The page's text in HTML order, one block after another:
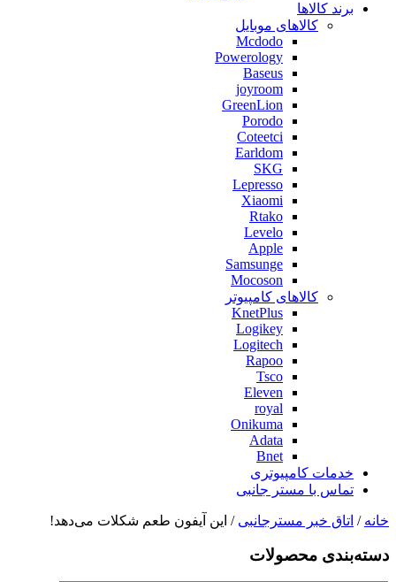
برند کالاها
کالاهای موبایل
Mcdodo
Powerology
Baseus
joyroom
GreenLion
Porodo
Coteetci
Earldom
SKG
Lepresso
Xiaomi
Rtako
Levelo
Apple
Samsunge
Mocoson
کالاهای کامپیوتر
KnetPlus
Logikey
Logitech
Rapoo
Tsco
Eleven
royal
Onikuma
Adata
Bnet
خدمات کامپیوتری
تماس با مستر جانبی
خانه / اتاق خبر مسترجانبی / این آیفون طعم شکلات می‌دهد!
دسته‌بندی‌ محصولات